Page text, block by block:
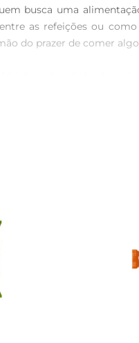
busca uma
as refeições ou
do prazer de comer
uma experiência
Além disso,
nutritiva e
quem deseja unir